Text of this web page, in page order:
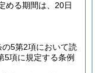
める期間は、20日
5第2項において読
5項に規定する条例